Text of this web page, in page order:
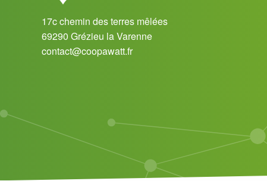
17c chemin des terres mêlées
69290 Grézieu la Varenne
contact@coopawatt.fr